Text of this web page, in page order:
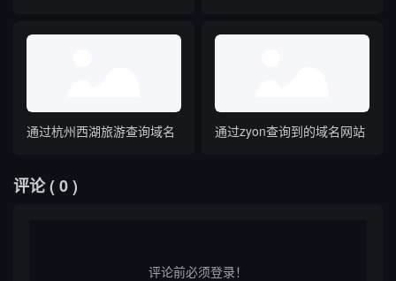
通过杭州西湖旅游查询域名 通过zyon查询到的域名网站
评论( 0 )
评论前必须登录！